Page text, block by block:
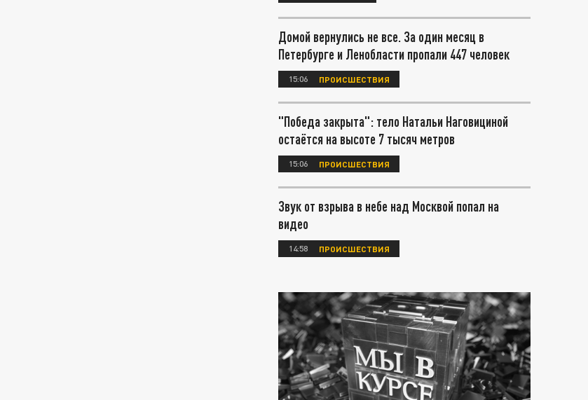
Домой вернулись не все. За один месяц в
Петербурге и Ленобласти пропали 447 человек
15:06 ПРОИСШЕСТВИЯ
"Победа закрыта": тело Натальи Наговициной
остаётся на высоте 7 тысяч метров
15:06 ПРОИСШЕСТВИЯ
Звук от взрыва в небе над Москвой попал на
видео
14:58 ПРОИСШЕСТВИЯ